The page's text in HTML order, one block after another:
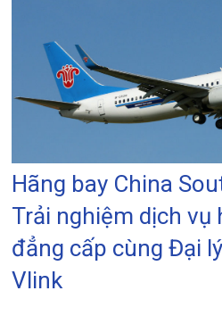
Hãng bay China
Trải nghiệm dịch vụ
đẳng cấp cùng Đại
Vlink